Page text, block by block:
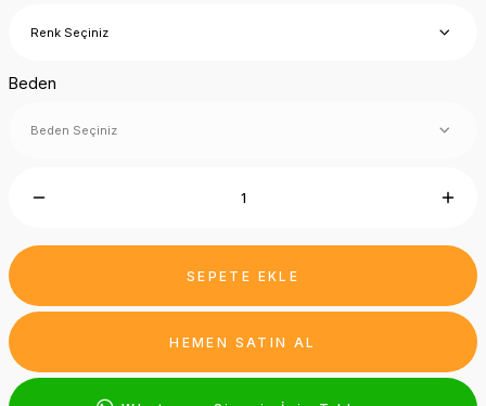
Beden
SEPETE EKLE
HEMEN SATIN AL